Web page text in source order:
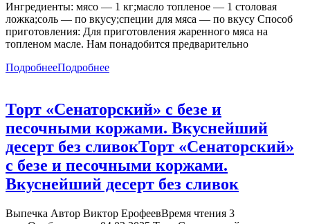
Ингредиенты: мясо — 1 кг;масло топленое — 1 столовая
ложка;соль — по вкусу;специи для мяса — по вкусу Способ
приготовления: Для приготовления жаренного мяса на
топленом масле. Нам понадобится предварительно
ПодробнееПодробнее
Торт «Сенаторский» с безе и
песочными коржами. Вкуснейший
десерт без сливокТорт «Сенаторский»
с безе и песочными коржами.
Вкуснейший десерт без сливок
Выпечка Автор Виктор ЕрофеевВремя чтения 3